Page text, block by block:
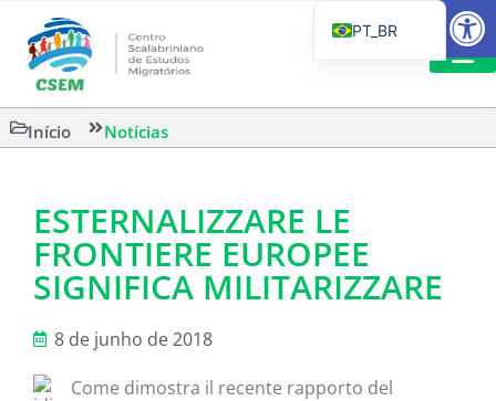
Início Notícias
ESTERNALIZZARE LE
FRONTIERE EUROPEE
SIGNIFICA MILITARIZZARE
8 de junho de 2018
Come dimostra il recente rapporto del
PT_BR
IT